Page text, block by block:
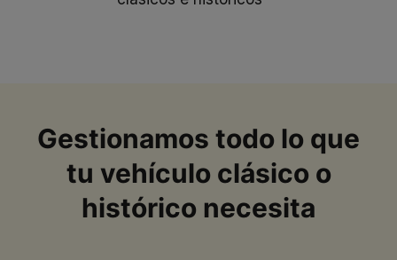
Gestionamos todo lo que
tu vehículo clásico o
histórico necesita